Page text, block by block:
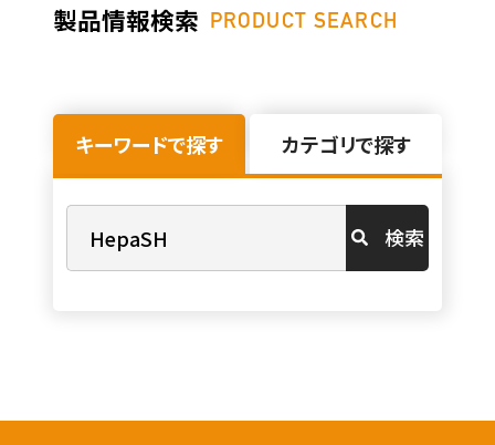
製品情報検索 PRODUCT SEARCH
キーワードで探す カテゴリで探す
検索